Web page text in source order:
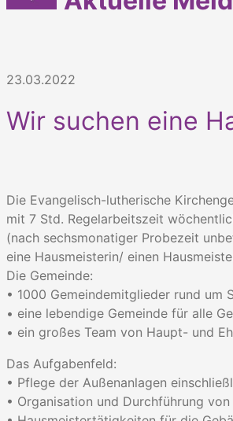
23.03.2022
Wir suchen eine
Die Evangelisch-lutherische
mit 7 Std. Regelarbeitszeit
(nach sechsmonatiger Probezeit
eine Hausmeisterin/ einen
Die Gemeinde:
• 1000 Gemeindemitglieder rund um
• eine lebendige Gemeinde für alle
• ein großes Team von Haupt- und
Das Aufgabenfeld:
• Pflege der Außenanlagen
• Organisation und Durchführung